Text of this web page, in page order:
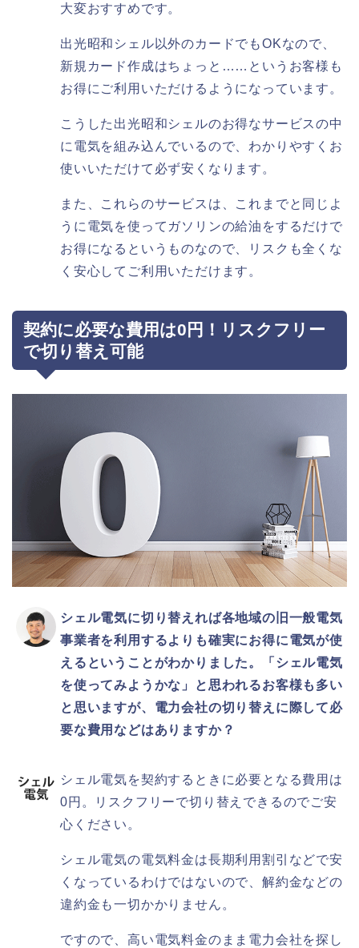
大変おすすめです。
出光昭和シェル以外のカードでもOKなので、
新規カード作成はちょっと……というお客様も
お得にご利用いただけるようになっています。
こうした出光昭和シェルのお得なサービスの中
に電気を組み込んでいるので、わかりやすくお
使いいただけて必ず安くなります。
また、これらのサービスは、これまでと同じよ
うに電気を使ってガソリンの給油をするだけで
お得になるというものなので、リスクも全くな
く安心してご利用いただけます。
契約に必要な費用は0円！リスクフリー
で切り替え可能
シェル電気に切り替えれば各地域の旧一般電気
事業者を利用するよりも確実にお得に電気が使
えるということがわかりました。「シェル電気
を使ってみようかな」と思われるお客様も多い
と思いますが、電力会社の切り替えに際して必
要な費用などはありますか？
シェル電気を契約するときに必要となる費用は
0円。リスクフリーで切り替えできるのでご安
心ください。
シェル電気の電気料金は長期利用割引などで安
くなっているわけではないので、解約金などの
違約金も一切かかりません。
ですので、高い電気料金のまま電力会社を探し